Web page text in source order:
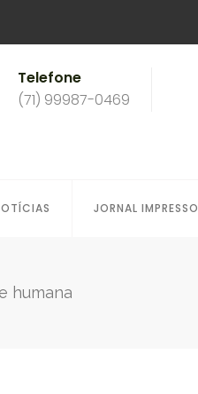
Telefone
(71) 99987-0469
JORNAL IMPRESSO
humana